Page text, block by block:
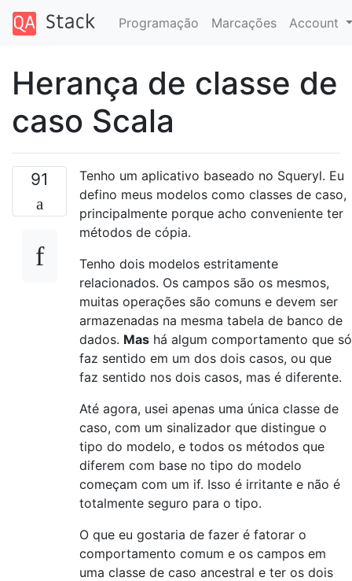
Programação Marcações Account
Herança de classe de
caso Scala
91
Tenho um aplicativo baseado no Squeryl. Eu
defino meus modelos como classes de caso,
principalmente porque acho conveniente ter
métodos de cópia.
Tenho dois modelos estritamente
relacionados. Os campos são os mesmos,
muitas operações são comuns e devem ser
armazenadas na mesma tabela de banco de
dados. Mas há algum comportamento que só
faz sentido em um dos dois casos, ou que
faz sentido nos dois casos, mas é diferente.
Até agora, usei apenas uma única classe de
caso, com um sinalizador que distingue o
tipo do modelo, e todos os métodos que
diferem com base no tipo do modelo
começam com um if. Isso é irritante e não é
totalmente seguro para o tipo.
O que eu gostaria de fazer é fatorar o
comportamento comum e os campos em
uma classe de caso ancestral e ter os dois